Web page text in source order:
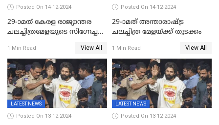
Posted On 14-12-2024
29-ാമത് കേരള രാജ്യാന്തര
ചലച്ചിത്രമേളയുടെ സിഗ്നേച്ചർ
1 Min Read View All
Posted On 14-12-2024
29-ാമത് അന്താരാഷ്‌ട്ര
ചലച്ചിത്ര മേളയ്‌ക്ക് തുടക്കം
1 Min Read View All
LATEST NEWS
Posted On 13-12-2024
LATEST NEWS
Posted On 13-12-2024